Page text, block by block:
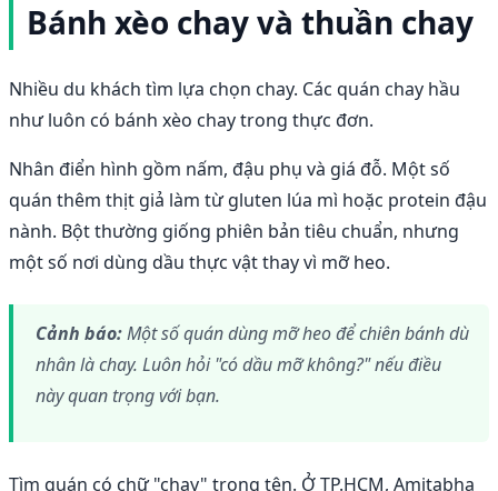
Bánh xèo chay và thuần chay
Nhiều du khách tìm lựa chọn chay. Các quán chay hầu
như luôn có bánh xèo chay trong thực đơn.
Nhân điển hình gồm nấm, đậu phụ và giá đỗ. Một số
quán thêm thịt giả làm từ gluten lúa mì hoặc protein đậu
nành. Bột thường giống phiên bản tiêu chuẩn, nhưng
một số nơi dùng dầu thực vật thay vì mỡ heo.
Cảnh báo:Một số quán dùng mỡ heo để chiên bánh dù
nhân là chay. Luôn hỏi "có dầu mỡ không?" nếu điều
này quan trọng với bạn.
Tìm quán có chữ "chay" trong tên. Ở TP.HCM, Amitabha